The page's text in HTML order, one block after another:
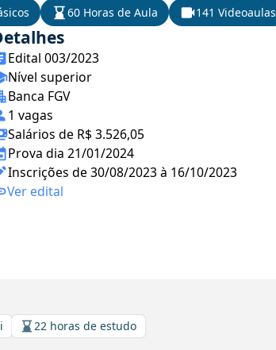
60 Horas de Aula 141 Videoaulas
Edital 003/2023
Nível superior
Banca FGV
1 vagas
Salários de R$ 3.526,05
Prova dia 21/01/2024
Inscrições de 30/08/2023 à 16/10/2023
Ver edital
22 horas de estudo